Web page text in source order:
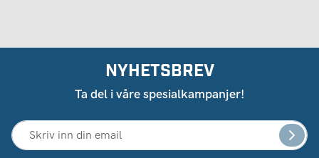
NYHETSBREV
Ta del i våre spesialkampanjer!